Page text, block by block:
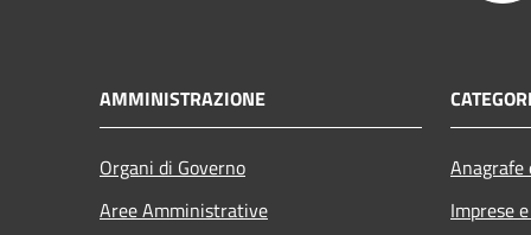
AMMINISTRAZIONE
Organi di Governo
Aree Amministrative
Imprese